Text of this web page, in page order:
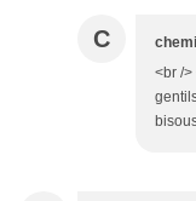
C
<br />